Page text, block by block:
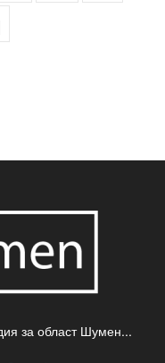
за област Шумен...